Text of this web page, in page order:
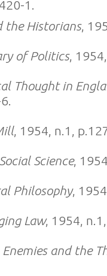
1.
the Historians,
of Politics,
Thought in
, 1954, n.1,
Science,
Philosophy,
Law, 1954,
Enemies and the